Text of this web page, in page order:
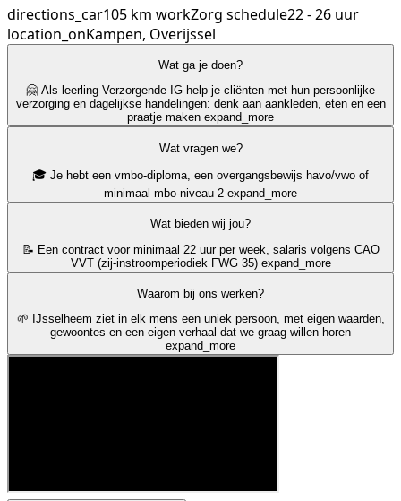
directions_car105 km workZorg schedule22 - 26 uur
location_onKampen, Overijssel
Wat ga je doen?
🤗 Als leerling Verzorgende IG help je cliënten met hun persoonlijke
verzorging en dagelijkse handelingen: denk aan aankleden, eten en een
praatje maken expand_more
Wat vragen we?
🎓 Je hebt een vmbo-diploma, een overgangsbewijs havo/vwo of
minimaal mbo-niveau 2 expand_more
Wat bieden wij jou?
📝 Een contract voor minimaal 22 uur per week, salaris volgens CAO
VVT (zij-instroomperiodiek FWG 35) expand_more
Waarom bij ons werken?
🌱 IJsselheem ziet in elk mens een uniek persoon, met eigen waarden,
gewoontes en een eigen verhaal dat we graag willen horen
expand_more